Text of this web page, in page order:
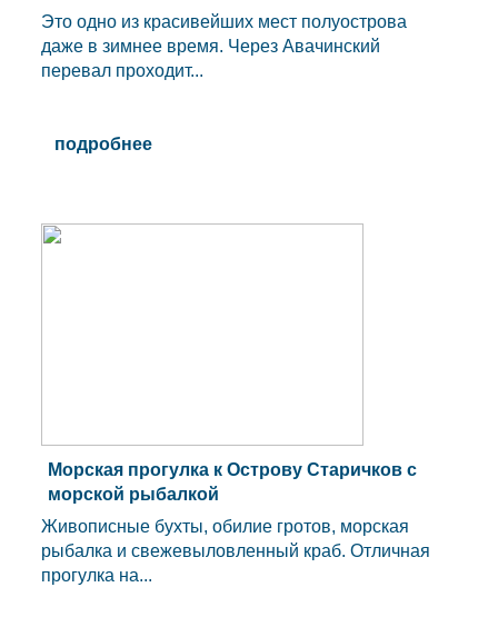
Это одно из красивейших мест полуострова
даже в зимнее время. Через Авачинский
перевал проходит...
подробнее
Морская прогулка к Острову Старичков с
морской рыбалкой
Живописные бухты, обилие гротов, морская
рыбалка и свежевыловленный краб. Отличная
прогулка на...